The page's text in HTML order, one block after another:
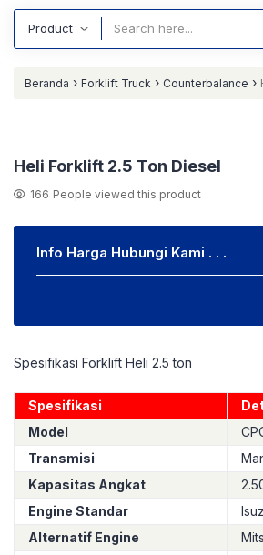
Beranda › Forklift Truck › Counterbalance ›
Heli Forklift 2.5 Ton Diesel
166 People viewed this product
Info Harga Hubungi Kami . . .
Spesifikasi Forklift Heli 2.5 ton
Spesifikasi
Model
Transmisi
Kapasitas Angkat
Engine Standar
Alternatif Engine